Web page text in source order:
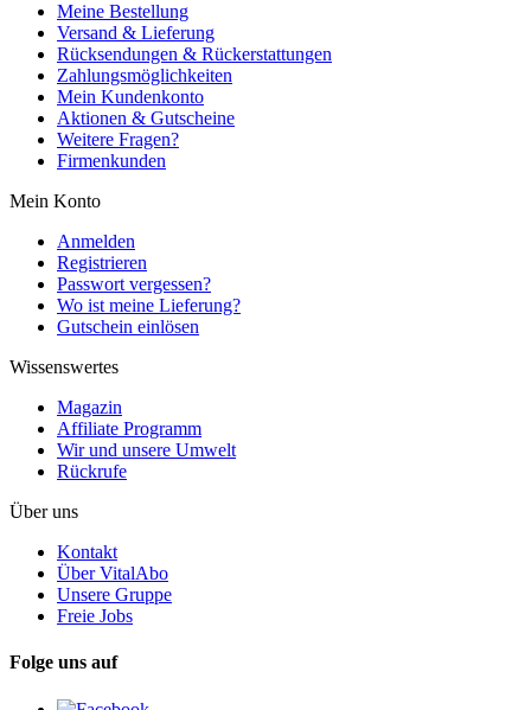
Meine Bestellung
Versand & Lieferung
Rücksendungen & Rückerstattungen
Zahlungsmöglichkeiten
Mein Kundenkonto
Aktionen & Gutscheine
Weitere Fragen?
Firmenkunden
Mein Konto
Anmelden
Registrieren
Passwort vergessen?
Wo ist meine Lieferung?
Gutschein einlösen
Wissenswertes
Magazin
Affiliate Programm
Wir und unsere Umwelt
Rückrufe
Über uns
Kontakt
Über VitalAbo
Unsere Gruppe
Freie Jobs
Folge uns auf